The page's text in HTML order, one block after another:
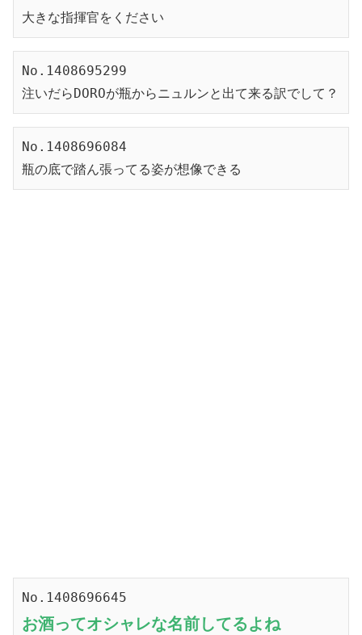
大きな指揮官をください
No.1408695299
注いだらDOROが瓶からニュルンと出て来る訳でして？
No.1408696084
瓶の底で踏ん張ってる姿が想像できる
No.1408696645
お酒ってオシャレな名前してるよね